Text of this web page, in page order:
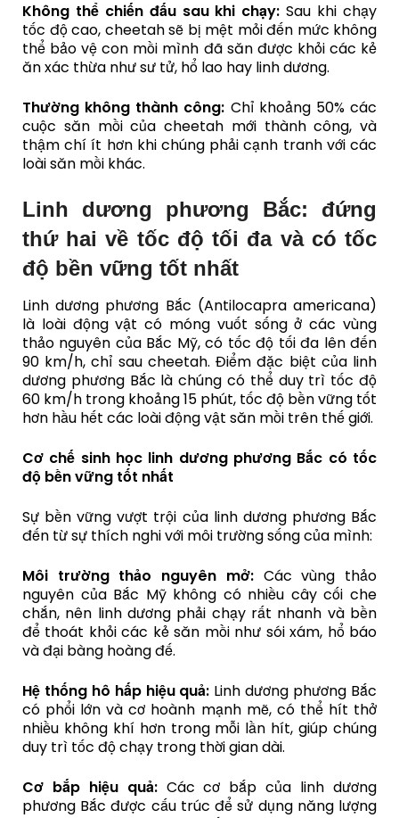
Không thể chiến đấu sau khi chạy: Sau khi chạy
tốc độ cao, cheetah sẽ bị mệt mỏi đến mức không
thể bảo vệ con mồi mình đã săn được khỏi các kẻ
ăn xác thừa như sư tử, hổ lao hay linh dương.
Thường không thành công: Chỉ khoảng 50% các
cuộc săn mồi của cheetah mới thành công, và
thậm chí ít hơn khi chúng phải cạnh tranh với các
loài săn mồi khác.
Linh dương phương Bắc: đứng
thứ hai về tốc độ tối đa và có tốc
độ bền vững tốt nhất
Linh dương phương Bắc (Antilocapra americana)
là loài động vật có móng vuốt sống ở các vùng
thảo nguyên của Bắc Mỹ, có tốc độ tối đa lên đến
90 km/h, chỉ sau cheetah. Điểm đặc biệt của linh
dương phương Bắc là chúng có thể duy trì tốc độ
60 km/h trong khoảng 15 phút, tốc độ bền vững tốt
hơn hầu hết các loài động vật săn mồi trên thế giới.
Cơ chế sinh học linh dương phương Bắc có tốc
độ bền vững tốt nhất
Sự bền vững vượt trội của linh dương phương Bắc
đến từ sự thích nghi với môi trường sống của mình:
Môi trường thảo nguyên mở:Các vùng thảo
nguyên của Bắc Mỹ không có nhiều cây cối che
chắn, nên linh dương phải chạy rất nhanh và bền
để thoát khỏi các kẻ săn mồi như sói xám, hổ báo
và đại bàng hoàng đế.
Hệ thống hô hấp hiệu quả: Linh dương phương Bắc
có phổi lớn và cơ hoành mạnh mẽ, có thể hít thở
nhiều không khí hơn trong mỗi lần hít, giúp chúng
duy trì tốc độ chạy trong thời gian dài.
Cơ bắp hiệu quả:Các cơ bắp của linh dương
phương Bắc được cấu trúc để sử dụng năng lượng